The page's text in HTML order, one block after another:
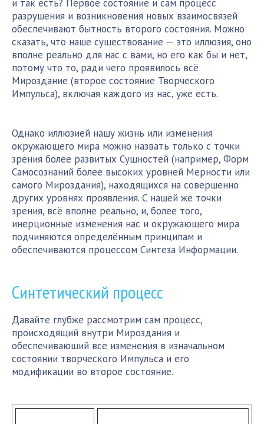
и так есть? Первое состояние и сам процесс
разрушения и возникновения новых взаимосвязей
обеспечивают бытность второго состояния. Можно
сказать, что наше существование — это иллюзия, оно
вполне реально для нас с вами, но его как бы и нет,
потому что то, ради чего проявилось всё
Мироздание (второе состояние Творческого
Импульса), включая каждого из нас, уже есть.
Однако иллюзией нашу жизнь или изменения
окружающего мира можно назвать только с точки
зрения более развитых Сущностей (например, Форм
Самосознаний более высоких уровней Мерности или
самого Мироздания), находящихся на совершенно
других уровнях проявления. С нашей же точки
зрения, всё вполне реально, и, более того,
инерционные изменения нас и окружающего мира
подчиняются определённым принципам и
обеспечиваются процессом Синтеза Информации.
Синтетический процесс
Давайте глубже рассмотрим сам процесс,
происходящий внутри Мироздания и
обеспечивающий все изменения в изначальном
состоянии творческого Импульса и его
модификации во второе состояние.